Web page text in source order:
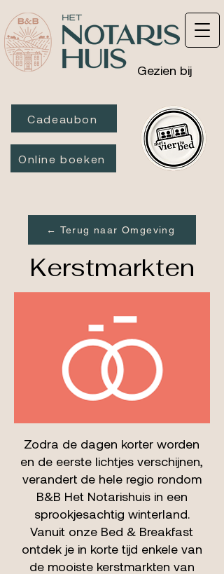
Online boeken
Gezien bij
Cadeaubon
← Terug naar Omgeving
Kerstmarkten
Zodra de dagen korter worden
en de eerste lichtjes verschijnen,
verandert de hele regio rondom
B&B Het Notarishuis in een
sprookjesachtig winterland.
Vanuit onze Bed & Breakfast
ontdek je in korte tijd enkele van
de mooiste kerstmarkten van